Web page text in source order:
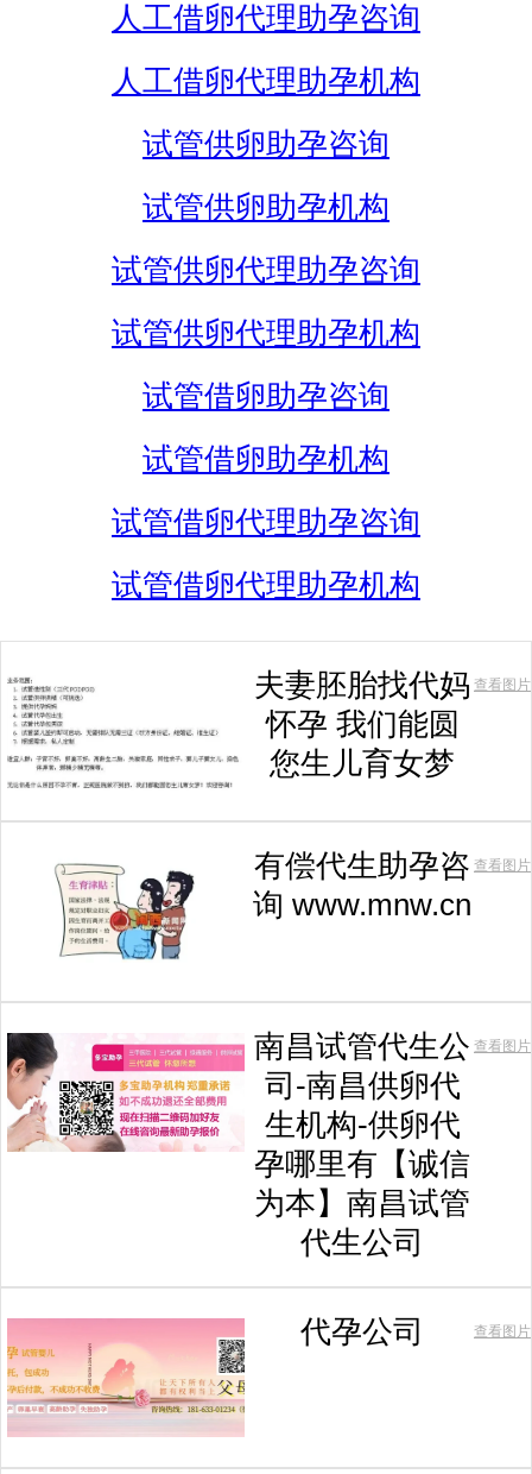
人工借卵代理助孕咨询
人工借卵代理助孕机构
试管供卵助孕咨询
试管供卵助孕机构
试管供卵代理助孕咨询
试管供卵代理助孕机构
试管借卵助孕咨询
试管借卵助孕机构
试管借卵代理助孕咨询
试管借卵代理助孕机构
夫妻胚胎找代妈
怀孕 我们能圆
您生儿育女梦
查看图片
有偿代生助孕咨
询 www.mnw.cn
查看图片
南昌试管代生公
司-南昌供卵代
生机构-供卵代
孕哪里有【诚信
为本】南昌试管
代生公司
查看图片
代孕公司 查看图片